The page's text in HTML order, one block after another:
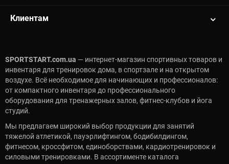
Клиентам
SPORTSTART.com.ua — интернет-магазин спортивных товаров и
инвентаря для тренировок дома, в спортзале и на открытом
воздухе. Всё необходимое для начинающих и профессионалов:
от компактного инвентаря до профессионального
оборудования для тренажерных залов, фитнес-клубов и йога
студий.
Мы предлагаем широкий выбор продукции для занятий
тяжелой атлетикой, пауэрлифтингом, бодибилдингом,
фитнесом, кроссфитом, единоборствами, кардиотренировок и
силовыми тренировками. В ассортименте каталога